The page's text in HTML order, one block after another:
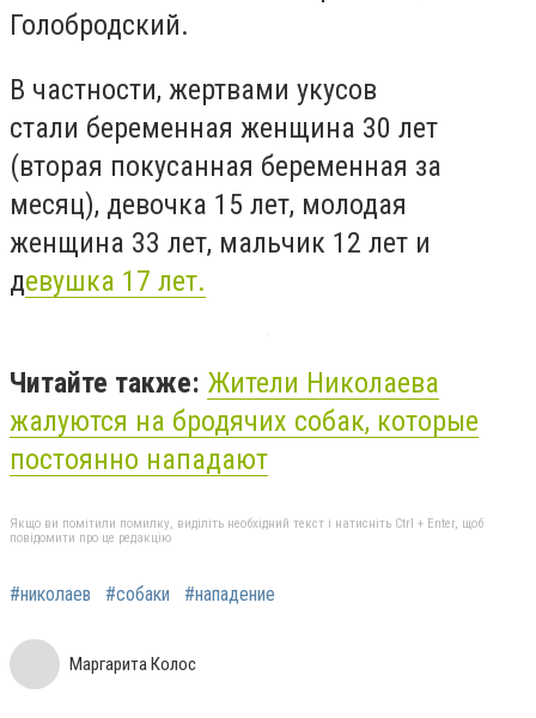
Голобродский.
В частности, жертвами укусов
стали беременная женщина 30 лет
(вторая покусанная беременная за
месяц), девочка 15 лет, молодая
женщина 33 лет, мальчик 12 лет и
девушка 17 лет.
Читайте также: Жители Николаева
жалуются на бродячих собак, которые
постоянно нападают
Якщо ви помітили помилку, виділіть необхідний текст і натисніть Ctrl + Enter, щоб
повідомити про це редакцію
#николаев #собаки #нападение
Маргарита Колос